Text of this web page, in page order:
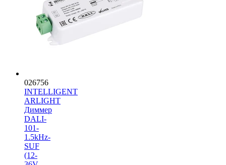
026756
INTELLIGENT
ARLIGHT
Диммер
DALI-
101-
1.5kHz-
SUF
(12-